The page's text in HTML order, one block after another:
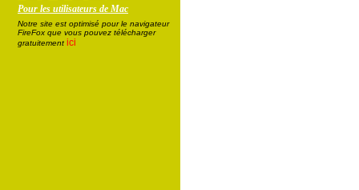
Pour les utilisateurs de Mac
Notre site est optimisé pour le navigateur
FireFox que vous pouvez télécharger
gratuitement ici